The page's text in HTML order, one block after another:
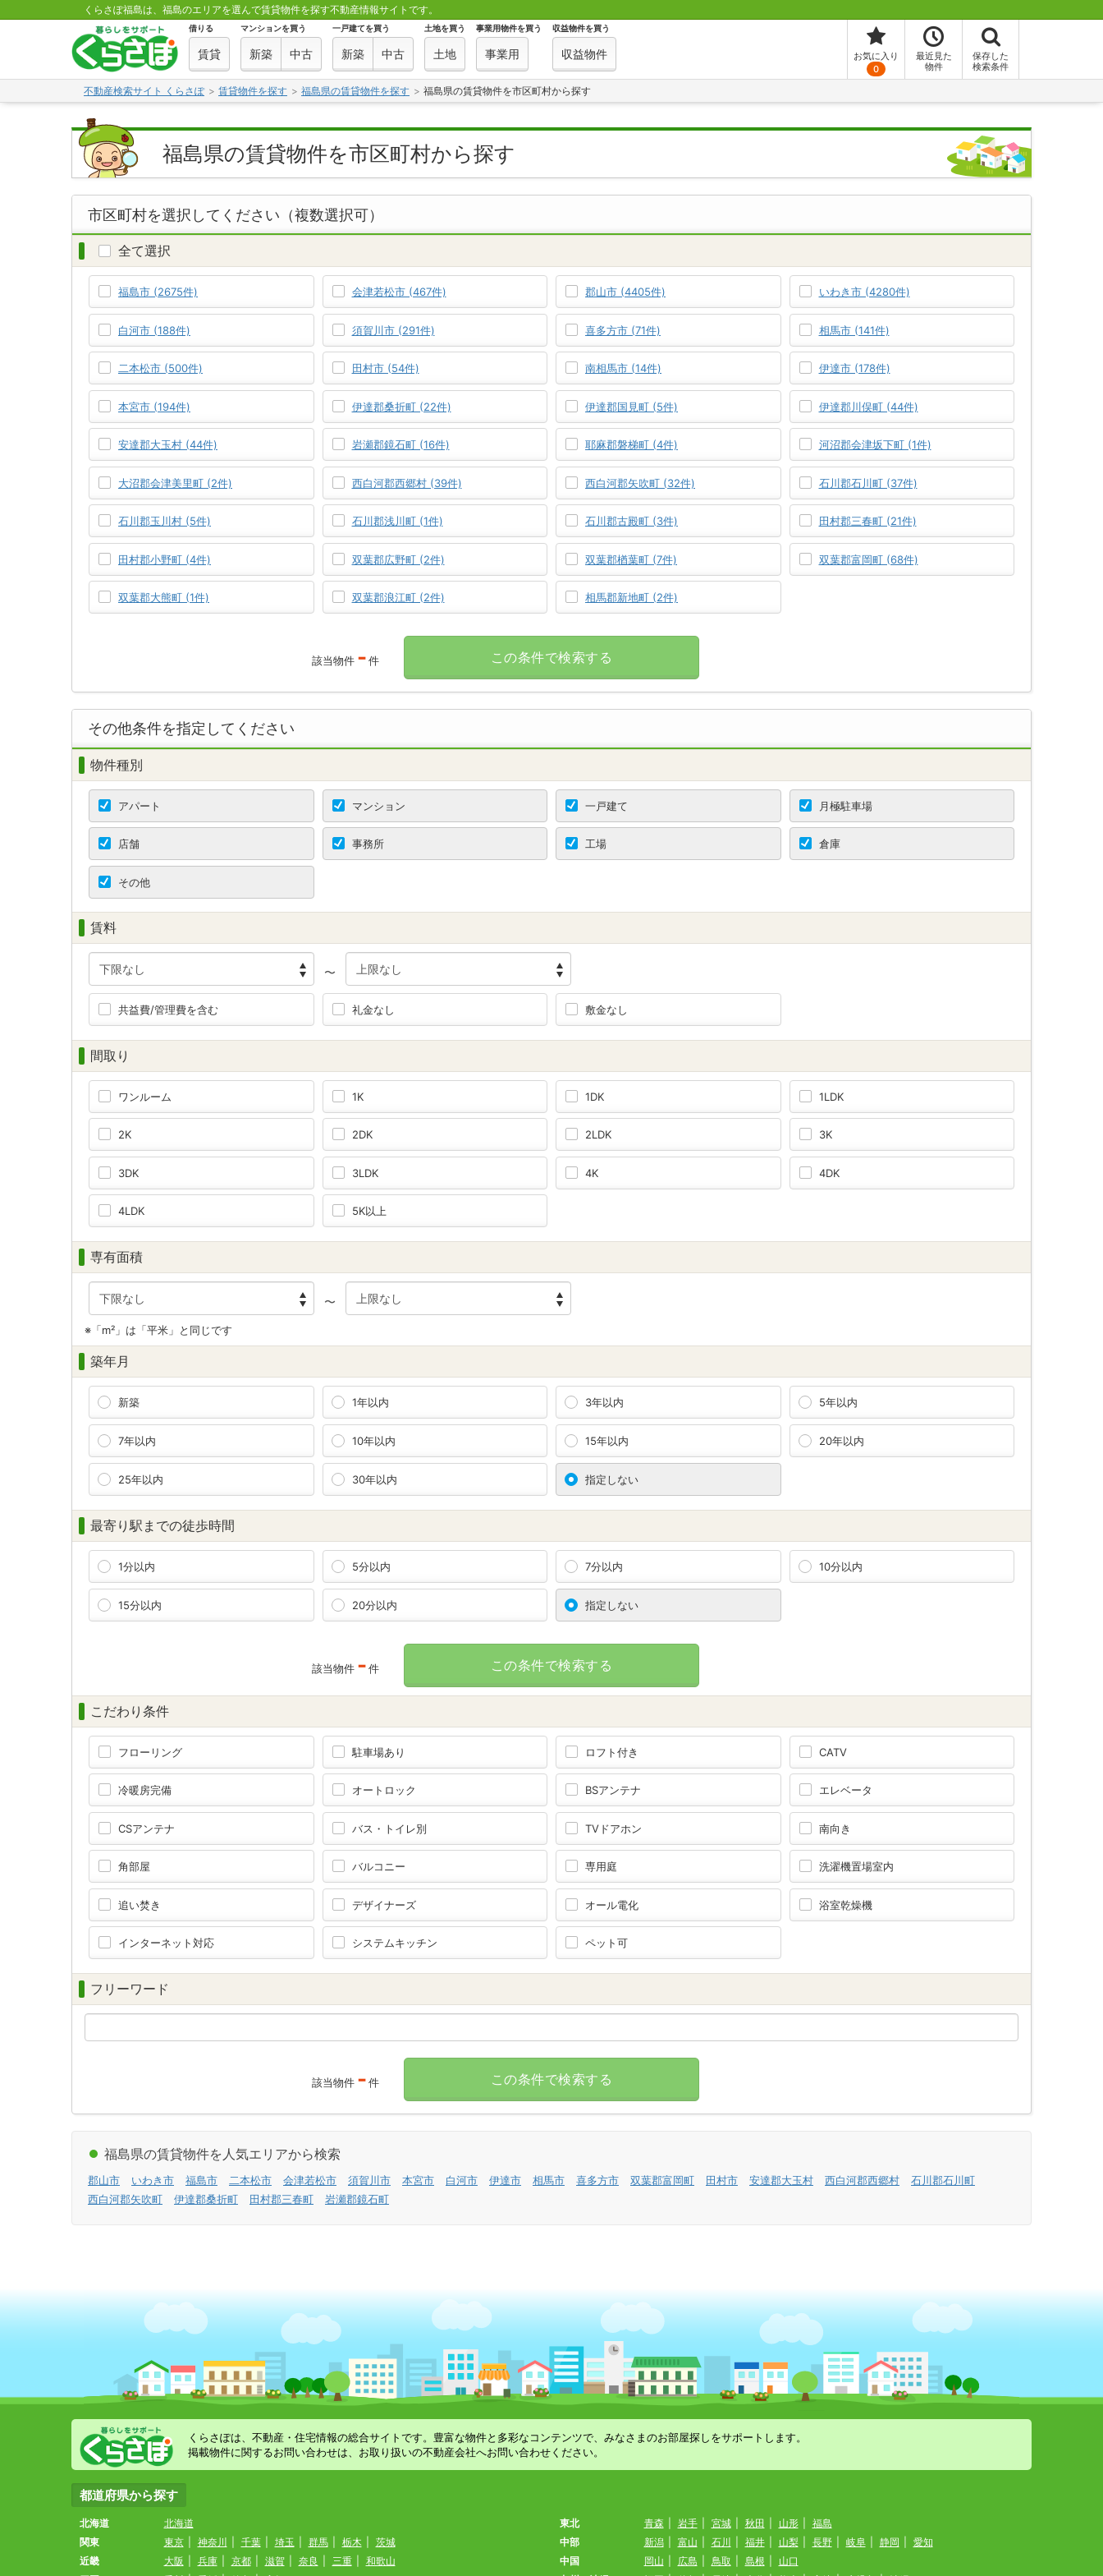
くらさぽ福島は、福島のエリアを選んで賃貸物件を探す不動産情報サイトです。
借りる
賃貸
マンションを買う
新築 中古
一戸建てを買う
新築 中古
土地を買う
土地
事業用物件を買う
事業用
収益物件を買う
収益物件
お気に入り
0
最近見た
物件
保存した
検索条件
不動産検索サイト くらさぽ 賃貸物件を探す 福島県の賃貸物件を探す 福島県の賃貸物件を市区町村から探す
福島県の賃貸物件を市区町村から探す
市区町村を選択してください（複数選択可）
全て選択
福島市 (2675件) 会津若松市 (467件) 郡山市 (4405件) いわき市 (4280件)
白河市 (188件) 須賀川市 (291件) 喜多方市 (71件) 相馬市 (141件)
二本松市 (500件) 田村市 (54件) 南相馬市 (14件) 伊達市 (178件)
本宮市 (194件) 伊達郡桑折町 (22件) 伊達郡国見町 (5件) 伊達郡川俣町 (44件)
安達郡大玉村 (44件) 岩瀬郡鏡石町 (16件) 耶麻郡磐梯町 (4件) 河沼郡会津坂下町 (1件)
大沼郡会津美里町 (2件) 西白河郡西郷村 (39件) 西白河郡矢吹町 (32件) 石川郡石川町 (37件)
石川郡玉川村 (5件) 石川郡浅川町 (1件) 石川郡古殿町 (3件) 田村郡三春町 (21件)
田村郡小野町 (4件) 双葉郡広野町 (2件) 双葉郡楢葉町 (7件) 双葉郡富岡町 (68件)
双葉郡大熊町 (1件) 双葉郡浪江町 (2件) 相馬郡新地町 (2件)
該当物件 - 件 この条件で検索する
その他条件を指定してください
物件種別
アパート マンション 一戸建て 月極駐車場
店舗 事務所 工場 倉庫
その他
賃料
〜
共益費/管理費を含む 礼金なし 敷金なし
間取り
ワンルーム 1K 1DK 1LDK
2K 2DK 2LDK 3K
3DK 3LDK 4K 4DK
4LDK 5K以上
専有面積
〜
※「m²」は「平米」と同じです
築年月
新築 1年以内 3年以内 5年以内
7年以内 10年以内 15年以内 20年以内
25年以内 30年以内 指定しない
最寄り駅までの徒歩時間
1分以内 5分以内 7分以内 10分以内
15分以内 20分以内 指定しない
該当物件 - 件 この条件で検索する
こだわり条件
フローリング 駐車場あり ロフト付き CATV
冷暖房完備 オートロック BSアンテナ エレベータ
CSアンテナ バス・トイレ別 TVドアホン 南向き
角部屋 バルコニー 専用庭 洗濯機置場室内
追い焚き デザイナーズ オール電化 浴室乾燥機
インターネット対応 システムキッチン ペット可
フリーワード
該当物件 - 件 この条件で検索する
福島県の賃貸物件を人気エリアから検索
郡山市 いわき市 福島市 二本松市 会津若松市 須賀川市 本宮市 白河市 伊達市 相馬市 喜多方市 双葉郡富岡町 田村市 安達郡大玉村 西白河郡西郷村
石川郡石川町
西白河郡矢吹町
伊達郡桑折町 田村郡三春町 岩瀬郡鏡石町
くらさぽは、不動産・住宅情報の総合サイトです。豊富な物件と多彩なコンテンツで、みなさまのお部屋探しをサポートします。
掲載物件に関するお問い合わせは、お取り扱いの不動産会社へお問い合わせください。
都道府県から探す
北海道 北海道 東北 青森 岩手 宮城 秋田 山形
福島
関東
東京 神奈川 千葉 埼玉 群馬 栃木 茨城 中部 新潟 富山 石川 福井 山梨 長野 岐阜 静岡
愛知
近畿
大阪 兵庫 京都 滋賀 奈良 三重 和歌山 中国 岡山 広島 鳥取 島根
山口